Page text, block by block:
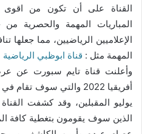
القناة على أن تكون من اقوى
المباريات المهمة والحصرية من
الإعلاميين الرياضيين، مما جعلها
المهمة مثل : قناة ابوظبي الرياضية 3
وأعلنت قناة تايم سبورت عن
يوليو المقبلين، وقد كشفت
الذين سوف يقومون بتغطية كافة